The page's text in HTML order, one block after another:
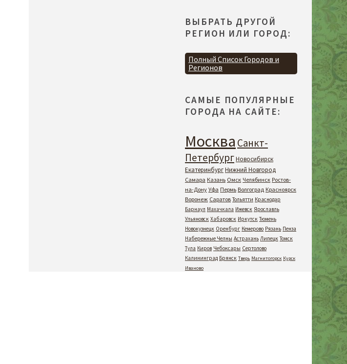
ВЫБРАТЬ ДРУГОЙ
РЕГИОН ИЛИ ГОРОД:
Полный Список Городов и
Регионов
САМЫЕ ПОПУЛЯРНЫЕ
ГОРОДА НА САЙТЕ:
Москва Санкт-
ПетербургНовосибирск
ЕкатеринбургНижний Новгород
Самара Казань Омск Челябинск Ростов-
на-Дону Уфа Пермь Волгоград Красноярск
Воронеж Саратов Тольятти Краснодар
Барнаул Махачкала Ижевск Ярославль
Ульяновск Хабаровск Иркутск Тюмень
Новокузнецк Оренбург Кемерово Рязань Пенза
Набережные Челны Астрахань Липецк Томск
Тула Киров Чебоксары Сертолово
Калининград Брянск Тверь Магнитогорск Курск
Иваново